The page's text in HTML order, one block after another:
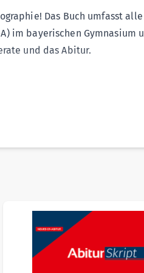
Das Buch umfasst alle
im bayerischen Gymnasium
und das Abitur.
mit Selbstvertrauen in die